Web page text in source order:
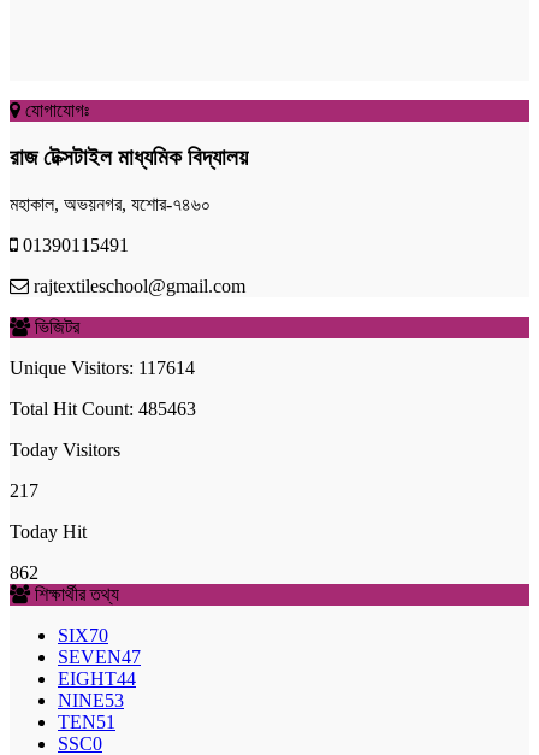
যোগাযোগঃ
রাজ টেক্সটাইল মাধ্যমিক বিদ্যালয়
মহাকাল, অভয়নগর, যশোর-৭৪৬০
01390115491
rajtextileschool@gmail.com
ভিজিটর
Unique Visitors: 117614
Total Hit Count: 485463
Today Visitors
217
Today Hit
862
শিক্ষার্থীর তথ্য
SIX70
SEVEN47
EIGHT44
NINE53
TEN51
SSC0